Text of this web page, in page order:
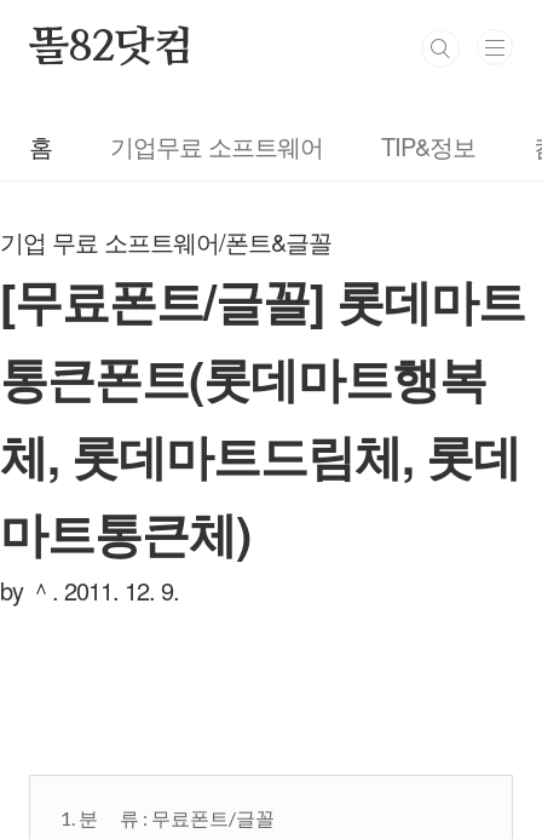
똘82닷컴
홈 기업무료 소프트웨어 TIP&정보
기업 무료 소프트웨어/폰트&글꼴
[무료폰트/글꼴] 롯데마트
통큰폰트(롯데마트행복
체, 롯데마트드림체, 롯데
마트통큰체)
by ＾. 2011. 12. 9.
1. 분 류 : 무료폰트/글꼴